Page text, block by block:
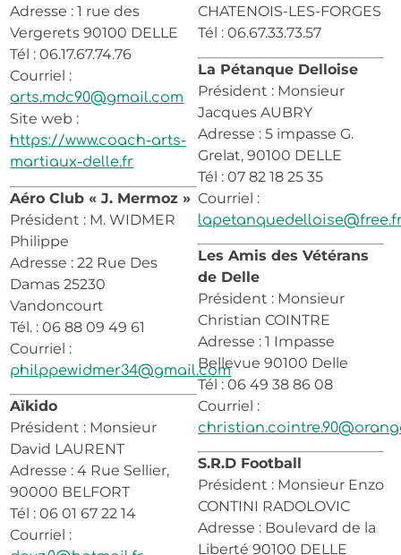
Adresse : 1 rue des
Vergerets 90100 DELLE
Tél : 06.17.67.74.76
Courriel :
arts.mdc90@gmail.com
Site web :
https://www.coach-arts-
martiaux-delle.fr
Aéro Club « J. Mermoz »
Président : M. WIDMER
Philippe
Adresse : 22 Rue Des
Damas 25230
Vandoncourt
Tél. : 06 88 09 49 61
Courriel :
philppewidmer34@gmail.com
Aïkido
Président : Monsieur
David LAURENT
Adresse : 4 Rue Sellier,
90000 BELFORT
Tél : 06 01 67 22 14
Courriel :
CHATENOIS-LES-FORGES
Tél : 06.67.33.73.57
La Pétanque Delloise
Président : Monsieur
Jacques AUBRY
Adresse : 5 impasse G.
Grelat, 90100 DELLE
Tél : 07 82 18 25 35
Courriel :
Les Amis des Vétérans
de Delle
Président : Monsieur
Christian COINTRE
Adresse : 1 Impasse
Bellevue 90100 Delle
Tél : 06 49 38 86 08
Courriel :
S.R.D Football
Président : Monsieur Enzo
CONTINI RADOLOVIC
Adresse : Boulevard de la
Liberté 90100 DELLE